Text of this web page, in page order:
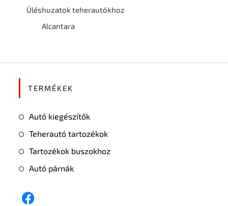
Üléshuzatok teherautókhoz
Alcantara
TERMÉKEK
Autó kiegészítők
Teherautó tartozékok
Tartozékok buszokhoz
Autó párnák